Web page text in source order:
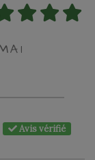
Avis vérifié